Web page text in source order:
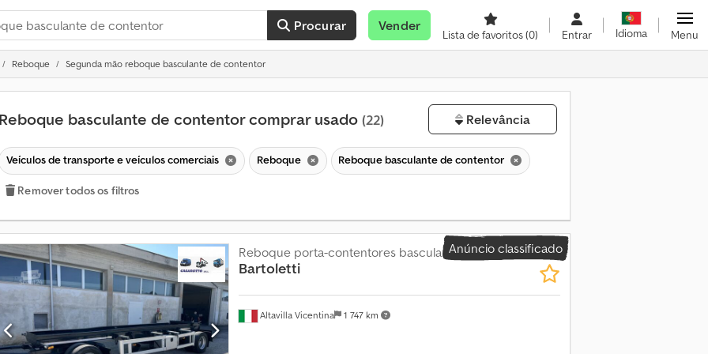
Procurar Vender
Lista de favoritos(0) Entrar Idioma Menu
Reboque Segunda mão reboque basculante de contentor
Reboque basculante de contentor comprar usado (22) Relevância
Veículos de transporte e veículos comerciais Reboque Reboque basculante de contentor
Remover todos os filtros
Anúncio classificado
Altavilla Vicentina 1 747 km
Reboque porta-contentores basculante
Bartoletti